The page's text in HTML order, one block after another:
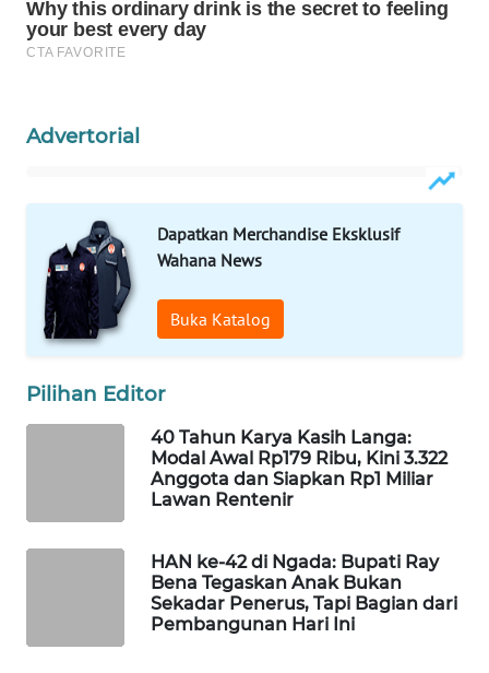
Advertorial
Dapatkan Merchandise Eksklusif
Wahana News
Buka Katalog
Pilihan Editor
40 Tahun Karya Kasih Langa:
Modal Awal Rp179 Ribu, Kini 3.322
Anggota dan Siapkan Rp1 Miliar
Lawan Rentenir
HAN ke-42 di Ngada: Bupati Ray
Bena Tegaskan Anak Bukan
Sekadar Penerus, Tapi Bagian dari
Pembangunan Hari Ini
Wahana
Network
WALINKI
ID
MAWAKA
ID
WATCH